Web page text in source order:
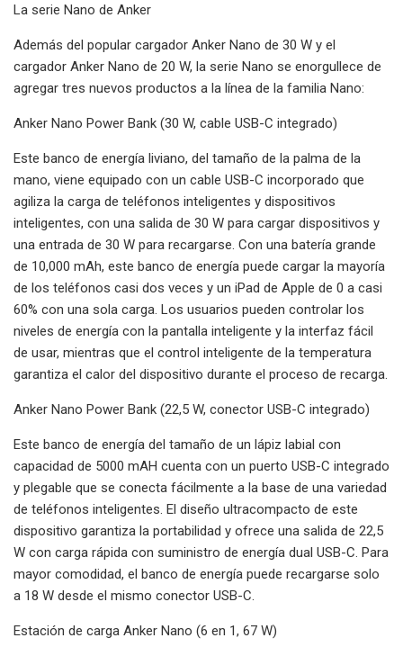
La serie Nano de Anker
Además del popular cargador Anker Nano de 30 W y el
cargador Anker Nano de 20 W, la serie Nano se enorgullece de
agregar tres nuevos productos a la línea de la familia Nano:
Anker Nano Power Bank (30 W, cable USB-C integrado)
Este banco de energía liviano, del tamaño de la palma de la
mano, viene equipado con un cable USB-C incorporado que
agiliza la carga de teléfonos inteligentes y dispositivos
inteligentes, con una salida de 30 W para cargar dispositivos y
una entrada de 30 W para recargarse. Con una batería grande
de 10,000 mAh, este banco de energía puede cargar la mayoría
de los teléfonos casi dos veces y un iPad de Apple de 0 a casi
60% con una sola carga. Los usuarios pueden controlar los
niveles de energía con la pantalla inteligente y la interfaz fácil
de usar, mientras que el control inteligente de la temperatura
garantiza el calor del dispositivo durante el proceso de recarga.
Anker Nano Power Bank (22,5 W, conector USB-C integrado)
Este banco de energía del tamaño de un lápiz labial con
capacidad de 5000 mAH cuenta con un puerto USB-C integrado
y plegable que se conecta fácilmente a la base de una variedad
de teléfonos inteligentes. El diseño ultracompacto de este
dispositivo garantiza la portabilidad y ofrece una salida de 22,5
W con carga rápida con suministro de energía dual USB-C. Para
mayor comodidad, el banco de energía puede recargarse solo
a 18 W desde el mismo conector USB-C.
Estación de carga Anker Nano (6 en 1, 67 W)